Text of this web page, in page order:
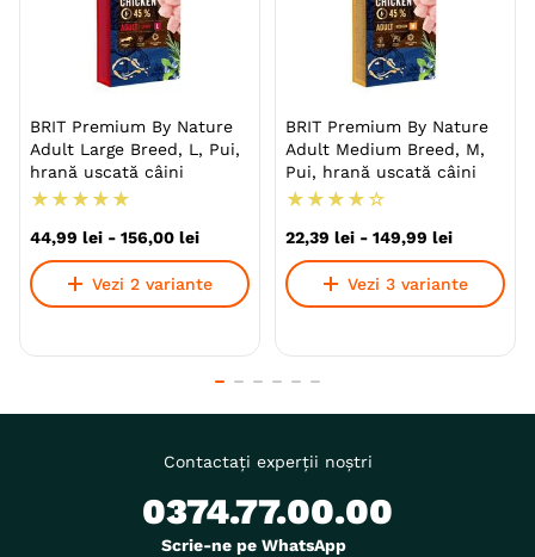
BRIT Premium By Nature
Adult Large Breed, L, Pui,
hrană uscată câini
★ ★ ★ ★ ★
44,99 lei - 156,00 lei
Vezi 2 variante
BRIT Premium By Nature
Adult Medium Breed, M,
Pui, hrană uscată câini
★ ★ ★ ★ ☆
22,39 lei - 149,99 lei
Vezi 3 variante
Contactați experții noștri
0374.77.00.00
Scrie-ne pe WhatsApp